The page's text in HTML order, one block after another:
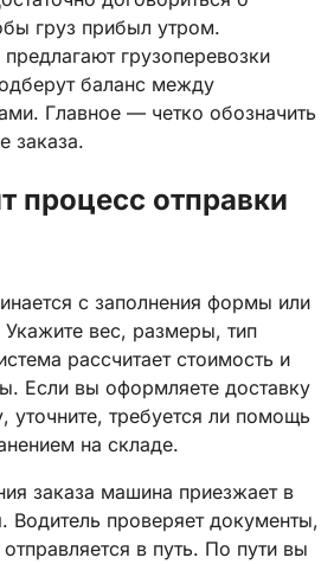
груз прибыл утром.
грузоперевозки
баланс между
Главное — четко обозначить
заказа.
процесс отправки
с заполнения формы или
вес, размеры, тип
рассчитает стоимость и
Если вы оформляете доставку
уточните, требуется ли помощь
на складе.
заказа машина приезжает в
Водитель проверяет документы,
в путь. По пути вы